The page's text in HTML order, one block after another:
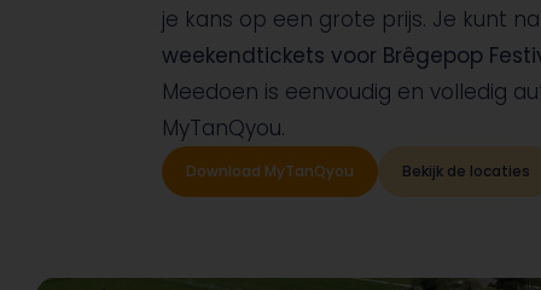
je kans op een grote prijs. Je kunt
weekendtickets voor Brêgepop
Meedoen is eenvoudig en volledig
MyTanQyou.
Download MyTanQyou Bekijk de locaties